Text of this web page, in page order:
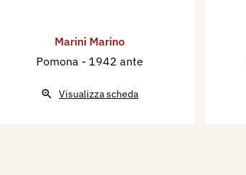
Marini Marino
Pomona - 1942 ante
Visualizza scheda